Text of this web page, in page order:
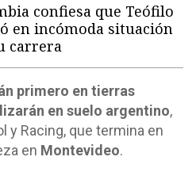
confiesa que Teófilo
en incómoda situación
carrera
primero en tierras
en suelo argentino,
y Racing, que termina en
en Montevideo.